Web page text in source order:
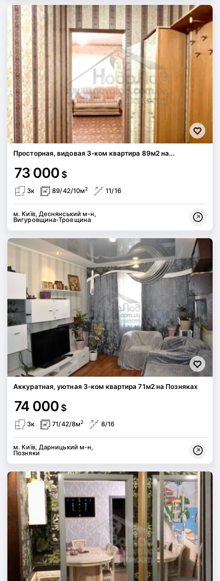
Просторная, видовая 3-ком квартира 89м2 на...
73 000 $
3к 89/42/10м2 11/16
м. Київ, Деснянський м-н,
Вигуровщина-Троещина
Аккуратная, уютная 3-ком квартира 71м2 на Позняках
74 000 $
3к 71/42/8м2 8/16
м. Київ, Дарницький м-н,
Позняки